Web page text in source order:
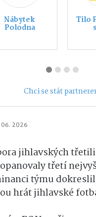
MARIAN VLK
Chci se stát
2026
jihlavských
třetí
týmu
hrát jihlavské